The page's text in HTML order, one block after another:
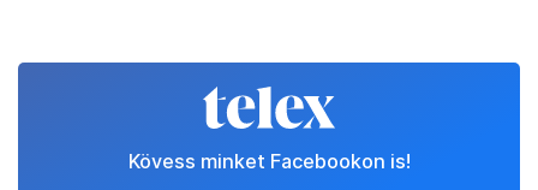
Kövess minket Facebookon is!